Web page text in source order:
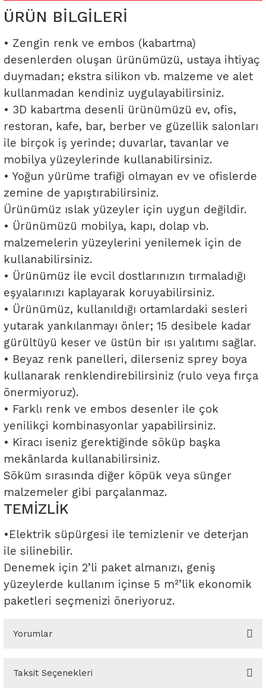
ÜRÜN BİLGİLERİ
• Zengin renk ve embos (kabartma)
desenlerden oluşan ürünümüzü, ustaya ihtiyaç
duymadan; ekstra silikon vb. malzeme ve alet
kullanmadan kendiniz uygulayabilirsiniz.
• 3D kabartma desenli ürünümüzü ev, ofis,
restoran, kafe, bar, berber ve güzellik salonları
ile birçok iş yerinde; duvarlar, tavanlar ve
mobilya yüzeylerinde kullanabilirsiniz.
• Yoğun yürüme trafiği olmayan ev ve ofislerde
zemine de yapıştırabilirsiniz.
Ürünümüz ıslak yüzeyler için uygun değildir.
• Ürünümüzü mobilya, kapı, dolap vb.
malzemelerin yüzeylerini yenilemek için de
kullanabilirsiniz.
• Ürünümüz ile evcil dostlarınızın tırmaladığı
eşyalarınızı kaplayarak koruyabilirsiniz.
• Ürünümüz, kullanıldığı ortamlardaki sesleri
yutarak yankılanmayı önler; 15 desibele kadar
gürültüyü keser ve üstün bir ısı yalıtımı sağlar.
• Beyaz renk panelleri, dilerseniz sprey boya
kullanarak renklendirebilirsiniz (rulo veya fırça
önermiyoruz).
• Farklı renk ve embos desenler ile çok
yenilikçi kombinasyonlar yapabilirsiniz.
• Kiracı iseniz gerektiğinde söküp başka
mekânlarda kullanabilirsiniz.
Söküm sırasında diğer köpük veya sünger
malzemeler gibi parçalanmaz.
TEMİZLİK
•Elektrik süpürgesi ile temizlenir ve deterjan
ile silinebilir.
Denemek için 2’li paket almanızı, geniş
yüzeylerde kullanım içinse 5 m²’lik ekonomik
paketleri seçmenizi öneriyoruz.
Yorumlar
Taksit Seçenekleri